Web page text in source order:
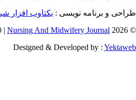
و برنامه نویسی : یکتاوب افزار شرق
©
Nursing And Midwifery Journal
Designed & Developed by :